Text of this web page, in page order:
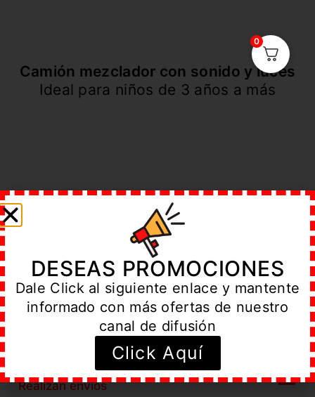
Camión mezclador con sonido y luces
Ideal para niños de 3 años a más
Un juguete perfecto como premio o
regalo en fiestas infantiles
Un juguete para los más pequeños del
hogar
Preguntas Frecuentes
Realizan envíos
0
DESEAS PROMOCIONES
Dale Click al siguiente enlace y mantente
informado con más ofertas de nuestro
canal de difusión
Click Aquí